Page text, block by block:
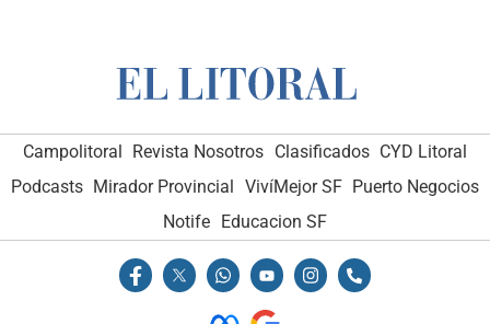
Campolitoral Revista Nosotros Clasificados CYD Litoral
Podcasts Mirador Provincial VivíMejor SF Puerto Negocios
Notife
Educacion SF